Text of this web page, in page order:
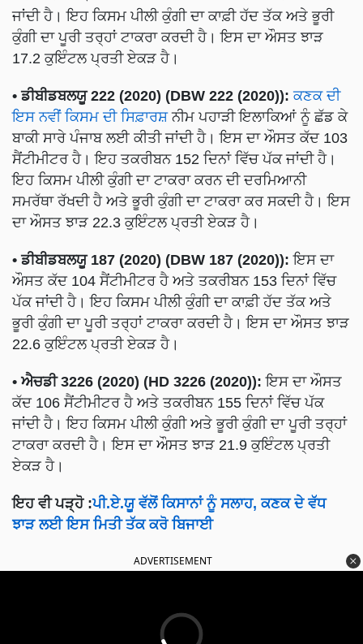
ਜਾਂਦੀ ਹੈ। ਇਹ ਕਿਸਮ ਪੀਲੀ ਕੁੰਗੀ ਦਾ ਕਾਫ਼ੀ ਹੱਦ ਤੱਕ ਅਤੇ ਭੂਰੀ
ਕੁੰਗੀ ਦਾ ਪੂਰੀ ਤਰ੍ਹਾਂ ਟਾਕਰਾ ਕਰਦੀ ਹੈ। ਇਸ ਦਾ ਔਸਤ ਝਾੜ
17.2 ਕੁਇੰਟਲ ਪ੍ਰਤੀ ਏਕੜ ਹੈ।
• ਡੀਬੀਡਬਲਯੂ 222 (2020) (DBW 222 (2020)): ਕਣਕ ਦੀ
ਇਸ ਨਵੀਂ ਕਿਸਮ ਦੀ ਸਿਫ਼ਾਰਸ਼ਨੀਮ ਪਹਾੜੀ ਇਲਾਕਿਆਂ ਨੂੰ ਛੱਡ ਕੇ
ਬਾਕੀ ਸਾਰੇ ਪੰਜਾਬ ਲਈ ਕੀਤੀ ਜਾਂਦੀ ਹੈ। ਇਸ ਦਾ ਔਸਤ ਕੱਦ 103
ਸੈਂਟੀਮੀਟਰ ਹੈ। ਇਹ ਤਕਰੀਬਨ 152 ਦਿਨਾਂ ਵਿੱਚ ਪੱਕ ਜਾਂਦੀ ਹੈ।
ਇਹ ਕਿਸਮ ਪੀਲੀ ਕੁੰਗੀ ਦਾ ਟਾਕਰਾ ਕਰਨ ਦੀ ਦਰਮਿਆਨੀ
ਸਮਰੱਥਾ ਰੱਖਦੀ ਹੈ ਅਤੇ ਭੂਰੀ ਕੁੰਗੀ ਦਾ ਟਾਕਰਾ ਕਰ ਸਕਦੀ ਹੈ। ਇਸ
ਦਾ ਔਸਤ ਝਾੜ 22.3 ਕੁਇੰਟਲ ਪ੍ਰਤੀ ਏਕੜ ਹੈ।
• ਡੀਬੀਡਬਲਯੂ 187 (2020) (DBW 187 (2020)): ਇਸ ਦਾ
ਔਸਤ ਕੱਦ 104 ਸੈਂਟੀਮੀਟਰ ਹੈ ਅਤੇ ਤਕਰੀਬਨ 153 ਦਿਨਾਂ ਵਿੱਚ
ਪੱਕ ਜਾਂਦੀ ਹੈ। ਇਹ ਕਿਸਮ ਪੀਲੀ ਕੁੰਗੀ ਦਾ ਕਾਫ਼ੀ ਹੱਦ ਤੱਕ ਅਤੇ
ਭੂਰੀ ਕੁੰਗੀ ਦਾ ਪੂਰੀ ਤਰ੍ਹਾਂ ਟਾਕਰਾ ਕਰਦੀ ਹੈ। ਇਸ ਦਾ ਔਸਤ ਝਾੜ
22.6 ਕੁਇੰਟਲ ਪ੍ਰਤੀ ਏਕੜ ਹੈ।
• ਐਚਡੀ 3226 (2020) (HD 3226 (2020)): ਇਸ ਦਾ ਔਸਤ
ਕੱਦ 106 ਸੈਂਟੀਮੀਟਰ ਹੈ ਅਤੇ ਤਕਰੀਬਨ 155 ਦਿਨਾਂ ਵਿੱਚ ਪੱਕ
ਜਾਂਦੀ ਹੈ। ਇਹ ਕਿਸਮ ਪੀਲੀ ਕੁੰਗੀ ਅਤੇ ਭੂਰੀ ਕੁੰਗੀ ਦਾ ਪੂਰੀ ਤਰ੍ਹਾਂ
ਟਾਕਰਾ ਕਰਦੀ ਹੈ। ਇਸ ਦਾ ਔਸਤ ਝਾੜ 21.9 ਕੁਇੰਟਲ ਪ੍ਰਤੀ
ਏਕੜ ਹੈ।
ਇਹ ਵੀ ਪੜ੍ਹੋ :ਪੀ.ਏ.ਯੂ ਵੱਲੋਂ ਕਿਸਾਨਾਂ ਨੂੰ ਸਲਾਹ, ਕਣਕ ਦੇ ਵੱਧ
ਝਾੜ ਲਈ ਇਸ ਮਿਤੀ ਤੱਕ ਕਰੋ ਬਿਜਾਈ
ADVERTISEMENT